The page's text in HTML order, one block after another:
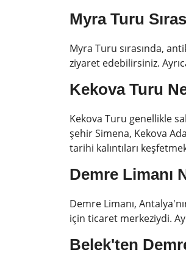
Myra Turu
Myra Turu sırasında,
ziyaret edebilirsiniz.
Kekova Turu
Kekova Turu genellikle
şehir Simena, Kekova
tarihi kalıntıları
Demre Limanı
Demre Limanı,
için ticaret merkeziydi.
Belek'ten